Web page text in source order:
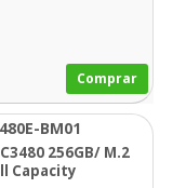
Comprar
BM01
256GB/ M.2
Capacity